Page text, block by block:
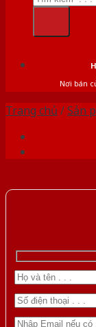
Nơi bán
Trang chủ /Sản